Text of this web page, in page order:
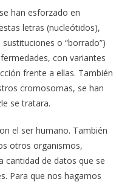
han esforzado en
letras (nucleótidos),
o “borrado”)
con variantes
frente a ellas. También
cromosomas, se han
se tratara.
el ser humano. También
otros organismos,
cantidad de datos que se
Para que nos hagamos